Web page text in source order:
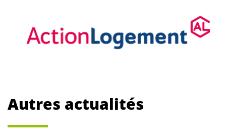
Autres actualités